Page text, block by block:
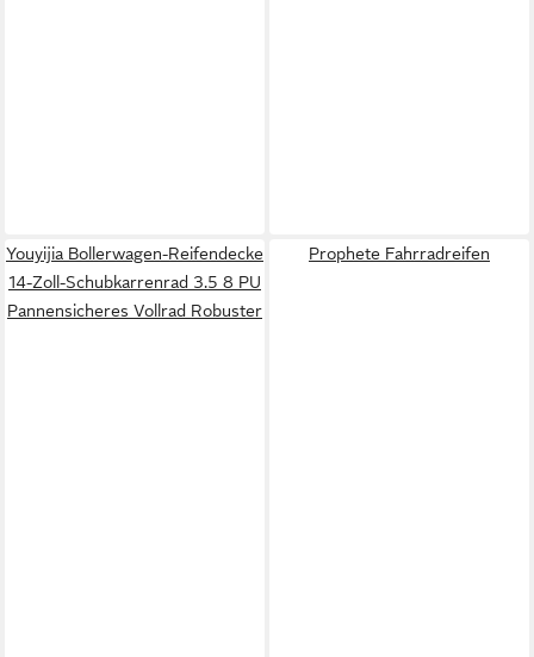
Youyijia Bollerwagen-Reifendecke
14-Zoll-Schubkarrenrad 3.5 8 PU
Pannensicheres Vollrad Robuster
Prophete Fahrradreifen